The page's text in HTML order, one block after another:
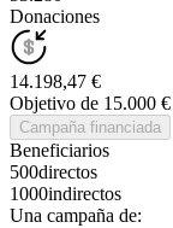
Donaciones
14.198,47 €
Objetivo de 15.000 €
Campaña financiada
Beneficiarios
500directos
1000indirectos
Una campaña de: